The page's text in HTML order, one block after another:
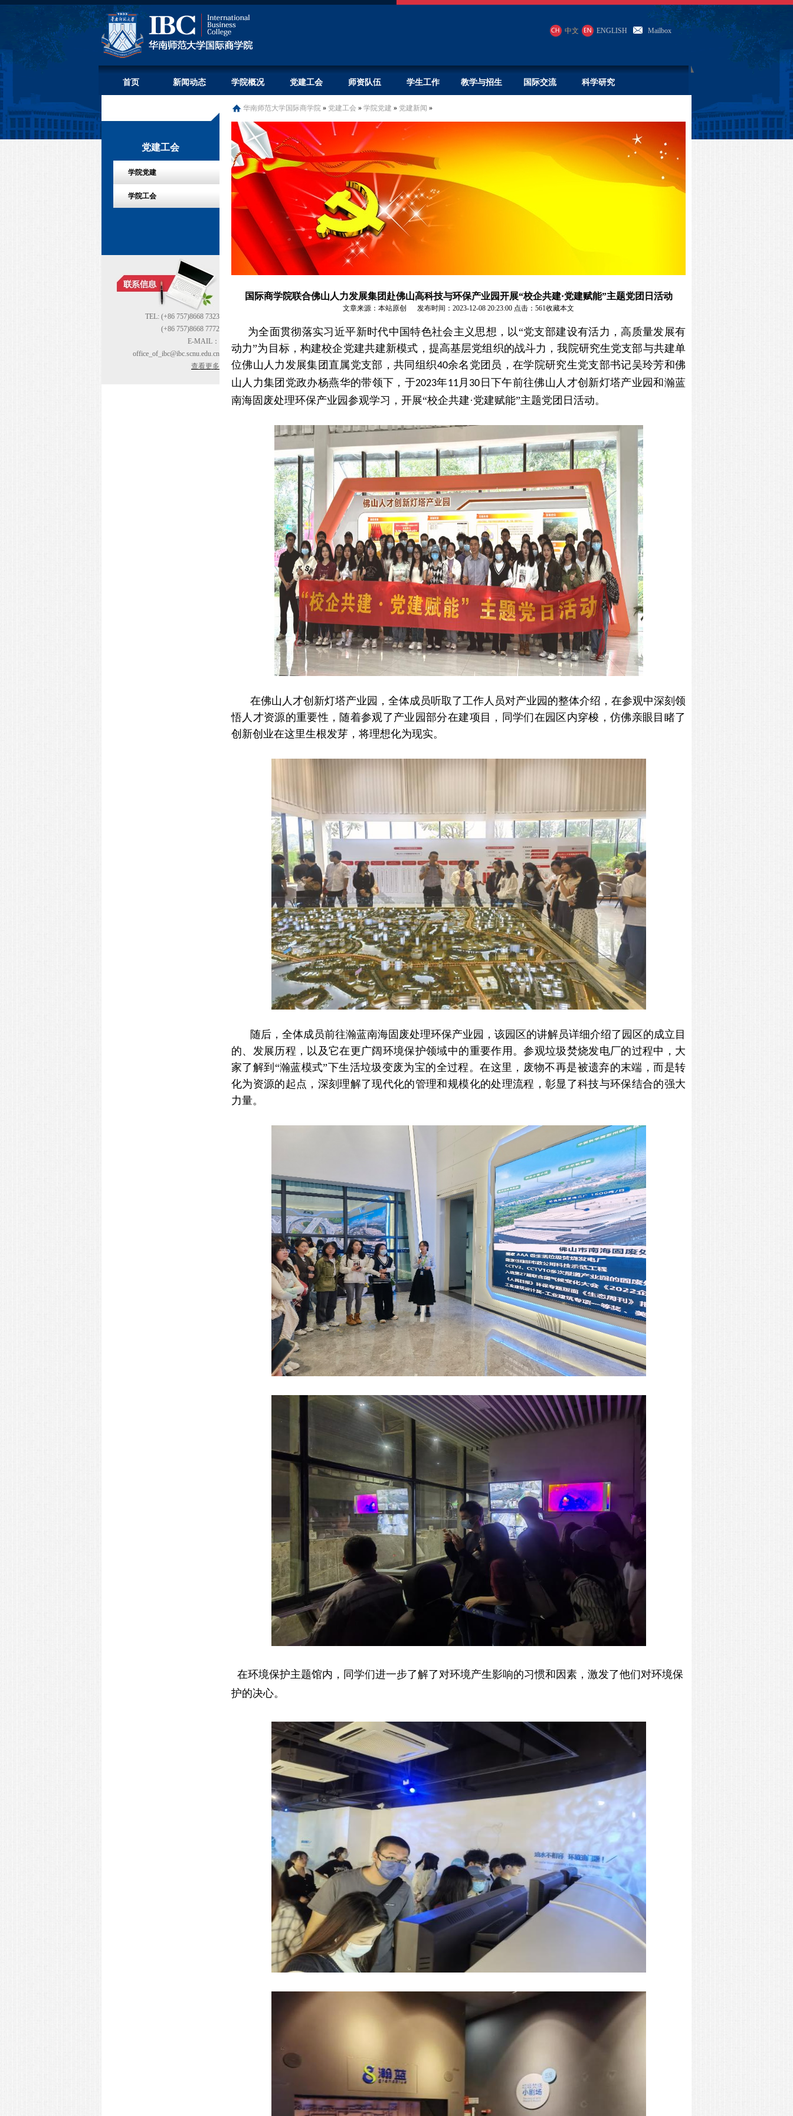
中文 ENGLISH Mailbox
首页 新闻动态 学院概况 党建工会 师资队伍 学生工作 教学与招生 国际交流 科学研究
党建工会
学院党建
学院工会
TEL: (+86 757)8668 7323
(+86 757)8668 7772
E-MAIL：
office_of_ibc@ibc.scnu.edu.cn
查看更多
华南师范大学国际商学院 » 党建工会 » 学院党建 » 党建新闻 »
国际商学院联合佛山人力发展集团赴佛山高科技与环保产业园开展“校企共建·党建赋能”主题党团日活动
文章来源：本站原创 发布时间：2023-12-08 20:23:00 点击： 561收藏本文
为全面贯彻落实习近平新时代中国特色社会主义思想，以“党支部建设有活力，高质量发展有
动力”为目标，构建校企党建共建新模式，提高基层党组织的战斗力，我院研究生党支部与共建单
位佛山人力发展集团直属党支部，共同组织40余名党团员，在学院研究生党支部书记吴玲芳和佛
山人力集团党政办杨燕华的带领下，于2023年11月 30 日下午前往佛山人才创新灯塔产业园和瀚蓝
南海固废处理环保产业园参观学习，开展“校企共建·党建赋能”主题党团日活动。
在佛山人才创新灯塔产业园，全体成员听取了工作人员对产业园的整体介绍，在参观中深刻领
悟人才资源的重要性，随着参观了产业园部分在建项目，同学们在园区内穿梭，仿佛亲眼目睹了
创新创业在这里生根发芽，将理想化为现实。
随后，全体成员前往瀚蓝南海固废处理环保产业园，该园区的讲解员详细介绍了园区的成立目
的、发展历程，以及它在更广阔环境保护领域中的重要作用。参观垃圾焚烧发电厂的过程中，大
家了解到“瀚蓝模式”下生活垃圾变废为宝的全过程。在这里，废物不再是被遗弃的末端，而是转
化为资源的起点，深刻理解了现代化的管理和规模化的处理流程，彰显了科技与环保结合的强大
力量。
在环境保护主题馆内，同学们进一步了解了对环境产生影响的习惯和因素， 激发了他们对环境保
护的决心。